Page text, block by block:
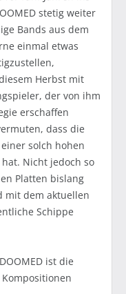
stetig weiter
Bands aus dem
einmal etwas
Herbst mit
der von ihm
erschaffen
dass die
solch hohen
Nicht jedoch so
Platten bislang
mit dem aktuellen
Schippe
ist die